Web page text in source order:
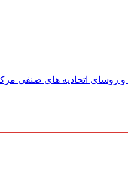
روسای اتحادیه های صنفی